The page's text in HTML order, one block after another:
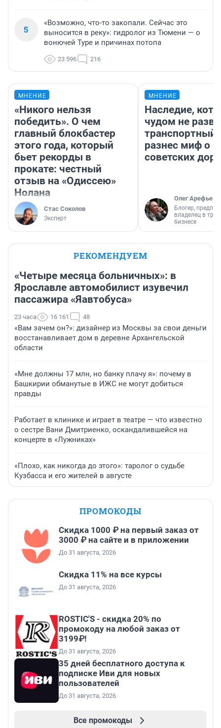
5
«Возможно, что-то закопали. Сейчас это
выносится в реку»: гидролог из Тюмени — о
вонючей Туре и причинах потопа
23 596 216
МНЕНИЕ
«Никого нельзя
победить». О чем
главный блокбастер
этого года, который
бьет рекорды в
прокате: честный
отзыв на «Одиссею»
Нолана
Стас Соколов
Эксперт
МНЕНИЕ
Наследие,
чудом не
транспортный
разнес миф о
советских
Олег Арефьев
Блогер,
владелец в
бизнесе
РЕКОМЕНДУЕМ
«Четыре месяца больничных»: в
Ярославле автомобилист изувечил
пассажира «Яавтобуса»
23 часа 16 161 48
«Вам зачем он?»: дизайнер из Москвы за свои деньги
восстанавливает дом в деревне Архангельской
области
«Мне должны 17 млн, но банку плачу я»: почему в
Башкирии обманутые в ИЖС не могут добиться
правды
Работает в клинике и играет в театре — что известно
о сестре Вани Дмитриенко, оскандалившейся на
концерте в «Лужниках»
«Плохо, как никогда до этого»: таролог о судьбе
Кузбасса и его жителей в августе
ПРОМОКОДЫ
Скидка 1000 ₽ на первый заказ от
3000 ₽ на сайте и в приложении
До 31 августа, 2026
Скидка 11% на все курсы
До 31 августа, 2026
ROSTIC'S - скидка 20% по
промокоду на любой заказ от
3199₽!
До 31 августа, 2026
35 дней бесплатного доступа к
подписке Иви для новых
пользователей
До 31 августа, 2026
Все промокоды